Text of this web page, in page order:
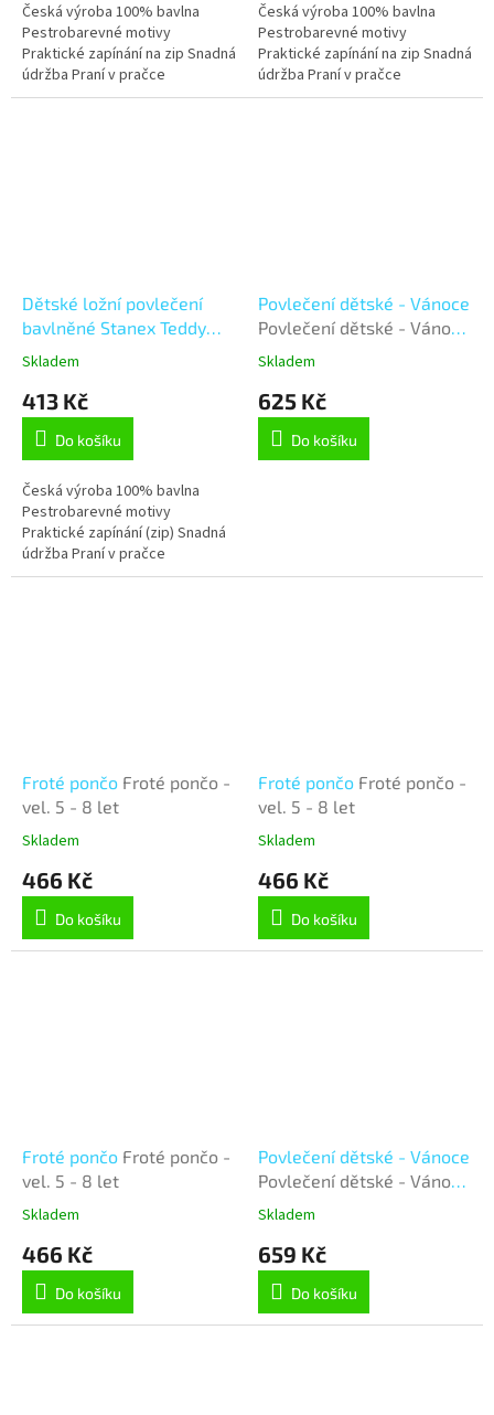
Česká výroba 100% bavlna
Pestrobarevné motivy
Praktické zapínání na zip Snadná
údržba Praní v pračce
Stálobarevnost Tvarová stálost
Česká výroba 100% bavlna
Pestrobarevné motivy
Praktické zapínání na zip Snadná
údržba Praní v pračce
Stálobarevnost Tvarová stálost
Dětské ložní povlečení
bavlněné Stanex Teddy
(LS428), smetanová 135 x
Skladem
413 Kč
Do košíku
Česká výroba 100% bavlna
Pestrobarevné motivy
Praktické zapínání (zip) Snadná
údržba Praní v pračce
Stálobarevnost Tvarová stálost
Povlečení dětské - Vánoce
Povlečení dětské - Vánoce
- 140x200, 70x90 cm -
Skladem
625 Kč
Do košíku
Froté pončo Froté pončo -
vel. 5 - 8 let
Skladem
466 Kč
Do košíku
Froté pončo Froté pončo -
vel. 5 - 8 let
Skladem
466 Kč
Do košíku
Froté pončo Froté pončo -
vel. 5 - 8 let
Skladem
466 Kč
Do košíku
Povlečení dětské - Vánoce
Povlečení dětské - Vánoce
- 140x200, 70x90 cm -
Skladem
659 Kč
Do košíku